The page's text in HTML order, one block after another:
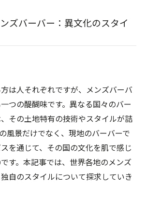
ズバーバー：異文化のスタイ
は人それぞれですが、メンズバーバ
つの醍醐味です。異なる国々のバー
その土地特有の技術やスタイルが詰
風景だけでなく、現地のバーバーで
を通じて、その国の文化を肌で感じ
す。本記事では、世界各地のメンズ
自のスタイルについて探求していき